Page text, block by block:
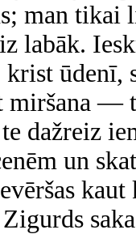
man tikai
labāk.
krist
miršana —
dažreiz
un
kaut